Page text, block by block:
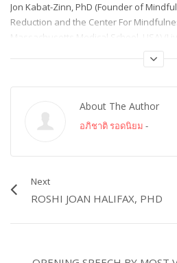
Jon Kabat-Zinn, PhD (Founder of
Reduction and the Center For
Massachusetts Medical School, USA)
About The Author
อภิชาติ รอดนิยม -
Next
ROSHI JOAN HALIFAX, PHD